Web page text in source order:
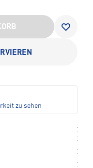
zu sehen